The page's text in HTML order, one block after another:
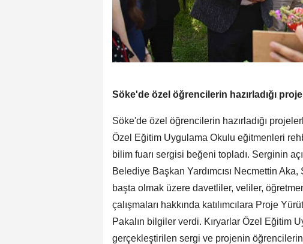
Söke'de özel öğrencilerin hazırladığı
Söke'de özel öğrencilerin hazırladığı
Özel Eğitim Uygulama Okulu eğitmenleri
bilim fuarı sergisi beğeni topladı. Serginin
Belediye Başkan Yardımcısı Necmettin
başta olmak üzere davetliler, veliler,
çalışmaları hakkında katılımcılara Proje
Pakalın bilgiler verdi. Kıryarlar Özel Eğitim
gerçekleştirilen sergi ve projenin